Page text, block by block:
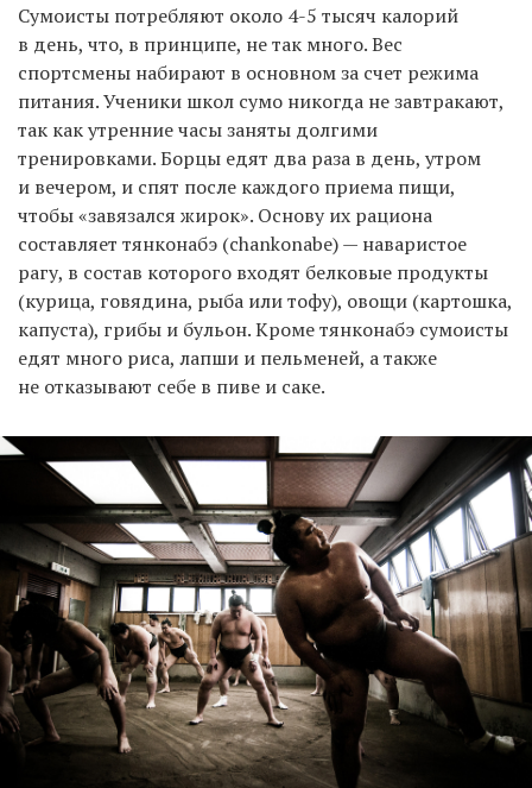
Сумоисты потребляют около 4-5 тысяч калорий
в день, что, в принципе, не так много. Вес
спортсмены набирают в основном за счет режима
питания. Ученики школ сумо никогда не завтракают,
так как утренние часы заняты долгими
тренировками. Борцы едят два раза в день, утром
и вечером, и спят после каждого приема пищи,
чтобы «завязался жирок». Основу их рациона
составляет тянконабэ (chankonabe) — наваристое
рагу, в состав которого входят белковые продукты
(курица, говядина, рыба или тофу), овощи (картошка,
капуста), грибы и бульон. Кроме тянконабэ сумоисты
едят много риса, лапши и пельменей, а также
не отказывают себе в пиве и саке.